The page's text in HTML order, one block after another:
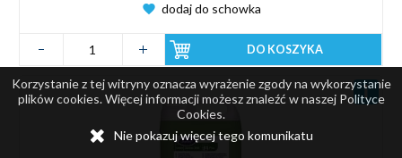
dodaj do schowka
DO KOSZYKA
Korzystanie z tej witryny oznacza wyrażenie zgody na wykorzystanie
plików cookies. Więcej informacji możesz znaleźć w naszej Polityce
Cookies.
Nie pokazuj więcej tego komunikatu